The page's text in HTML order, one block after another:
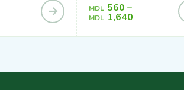
MDL 560 –
MDL 1,640